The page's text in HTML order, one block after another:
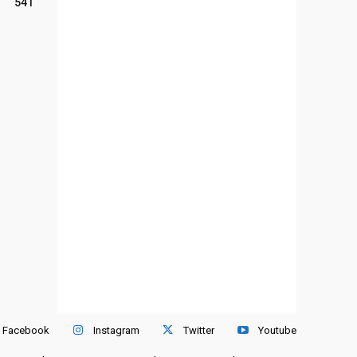
Facebook Instagram Twitter Youtube